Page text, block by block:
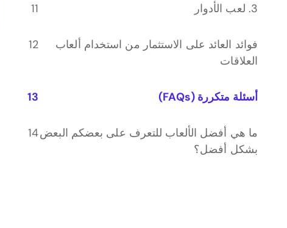
3. لعب الأدوار
فوائد العائد على الاستثمار من استخدام ألعاب
العلاقات
أسئلة متكررة (FAQs)
ما هي أفضل الألعاب للتعرف على بعضكم البعض
بشكل أفضل؟